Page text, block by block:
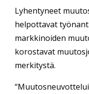
Lyhentyneet
helpottavat
markkinoiden
korostavat
merkitystä.